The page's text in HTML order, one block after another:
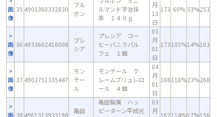
画
像
35 4901360332830
ブル
ボン
ルマンド宇治抹
茶 １４０ｇ
月
13
日
173 60% 33%253
画
像
36 4933602416008
プレ
シア
プレシア コー
ヒーバニラパル
フェ １個
03
月
01
日
173105%14%163
画
像
37 4902751335447
モン
テー
ル
モンテール ク
レームブリュレロ
ール ４個
04
月
01
日
168118%23%268
画 38 4901313933190
亀田
亀田製菓 ハッ
ピーターン平成元
03
月
167114%17%156